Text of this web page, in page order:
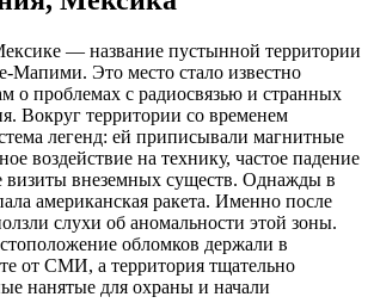
— название пустынной территории
Мапими. Это место стало известно
о проблемах с радиосвязью и странных
Вокруг территории со временем
легенд: ей приписывали магнитные
воздействие на технику, частое падение
визиты внеземных существ. Однажды в
американская ракета. Именно после
слухи об аномальности этой зоны.
обломков держали в
от СМИ, а территория тщательно
нанятые для охраны и начали